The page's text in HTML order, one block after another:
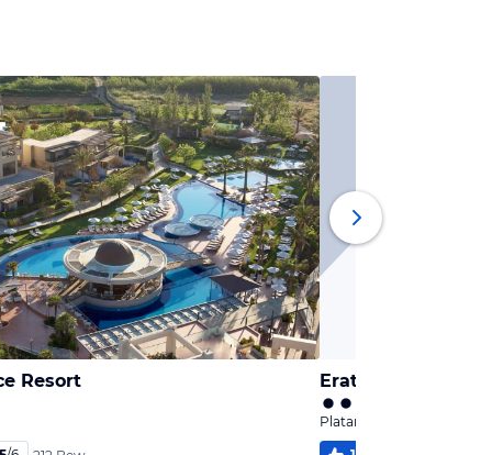
Resort Erato Beach
Platanias, Kreta